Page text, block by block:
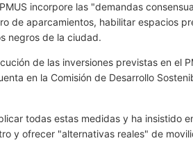
incorpore las "demandas
de aparcamientos, habilitar espacios
negros de la ciudad.
de las inversiones previstas en el
en la Comisión de Desarrollo
todas estas medidas y ha insistido
y ofrecer "alternativas reales" de